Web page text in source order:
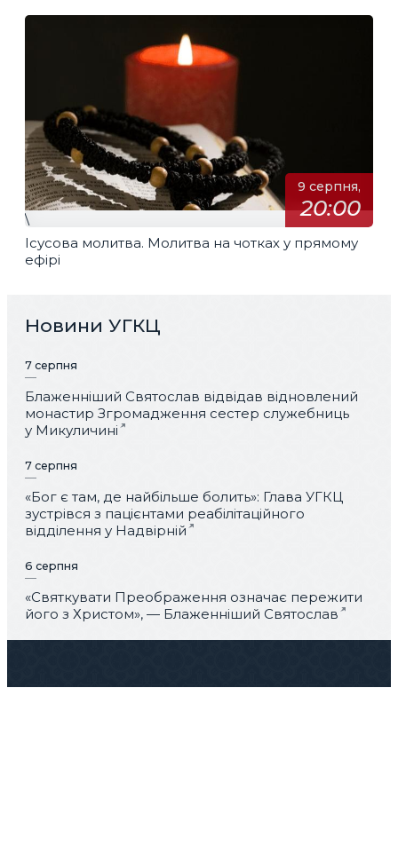
9 серпня,
20:00
\
Ісусова молитва. Молитва на чотках у прямому
ефірі
Новини УГКЦ
7 серпня
Блаженніший Святослав відвідав відновлений
монастир Згромадження сестер служебниць
у Микуличині
7 серпня
«Бог є там, де найбільше болить»: Глава УГКЦ
зустрівся з пацієнтами реабілітаційного
відділення у Надвірній
6 серпня
«Святкувати Преображення означає пережити
його з Христом», — Блаженніший Святослав